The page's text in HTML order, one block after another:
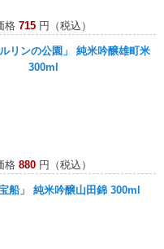
格 715 円（税込）
リンの公園」 純米吟醸雄町米
300ml
格 880 円（税込）
船」 純米吟醸山田錦 300ml